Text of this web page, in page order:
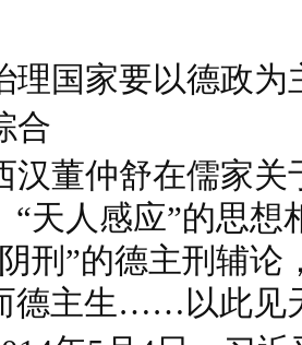
国家要以德政为
合
董仲舒在儒家关
“天人感应”的思想
刑”的德主刑辅论
德主生……以此见